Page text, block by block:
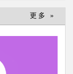
更多 »